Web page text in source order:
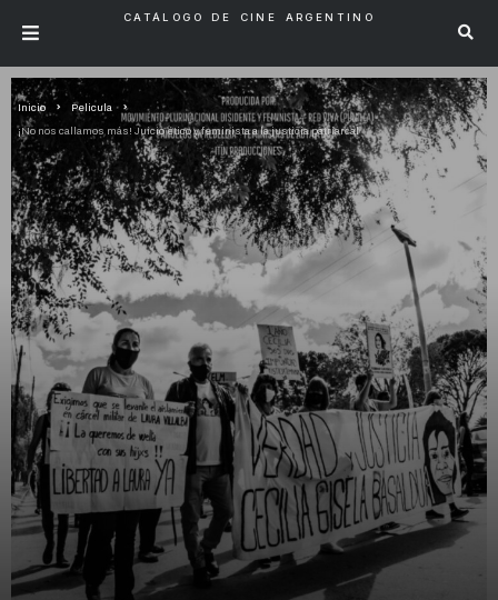
CATÁLOGO DE CINE ARGENTINO
Inicio Pelicula
¡No nos callamos más! Juicio ético y feminista a la justicia patriarcal